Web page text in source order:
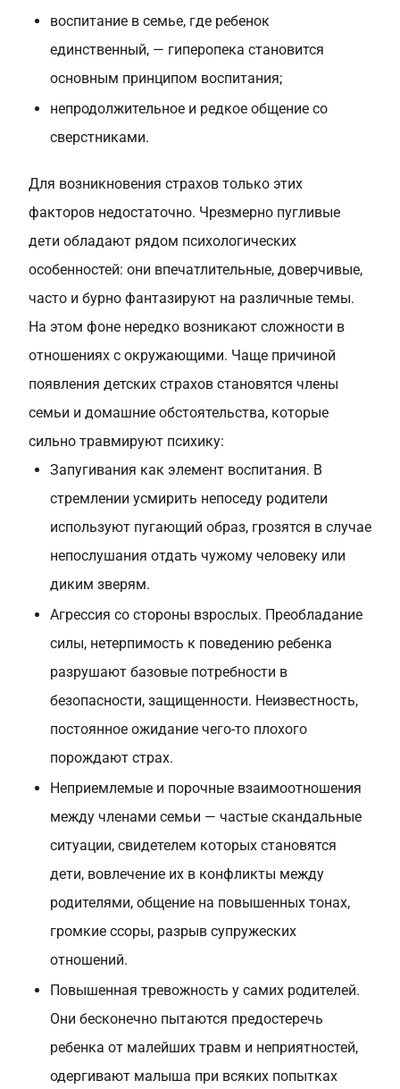
воспитание в семье, где ребенок
единственный, — гиперопека становится
основным принципом воспитания;
непродолжительное и редкое общение со
сверстниками.
Для возникновения страхов только этих
факторов недостаточно. Чрезмерно пугливые
дети обладают рядом психологических
особенностей: они впечатлительные, доверчивые,
часто и бурно фантазируют на различные темы.
На этом фоне нередко возникают сложности в
отношениях с окружающими. Чаще причиной
появления детских страхов становятся члены
семьи и домашние обстоятельства, которые
сильно травмируют психику:
Запугивания как элемент воспитания. В
стремлении усмирить непоседу родители
используют пугающий образ, грозятся в случае
непослушания отдать чужому человеку или
диким зверям.
Агрессия со стороны взрослых. Преобладание
силы, нетерпимость к поведению ребенка
разрушают базовые потребности в
безопасности, защищенности. Неизвестность,
постоянное ожидание чего-то плохого
порождают страх.
Неприемлемые и порочные взаимоотношения
между членами семьи — частые скандальные
ситуации, свидетелем которых становятся
дети, вовлечение их в конфликты между
родителями, общение на повышенных тонах,
громкие ссоры, разрыв супружеских
отношений.
Повышенная тревожность у самих родителей.
Они бесконечно пытаются предостеречь
ребенка от малейших травм и неприятностей,
одергивают малыша при всяких попытках